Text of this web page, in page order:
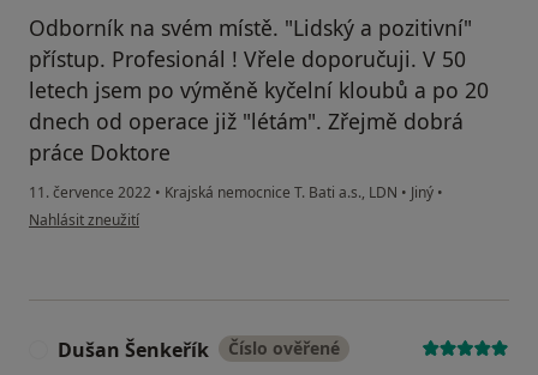
Odborník na svém místě. "Lidský a pozitivní"
přístup. Profesionál ! Vřele doporučuji. V 50
letech jsem po výměně kyčelní kloubů a po 20
dnech od operace již "létám". Zřejmě dobrá
práce Doktore
11. července 2022 • Krajská nemocnice T. Bati a.s., LDN • Jiný •
podle názoru uživatele Ivan Tomaštík
Nahlásit zneužití
Dušan Šenkeřík Číslo ověřené